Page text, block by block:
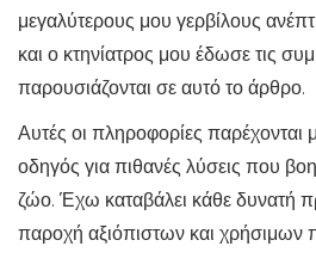
μεγαλύτερους μου γερβίλους
και ο κτηνίατρος μου έδωσε τις
παρουσιάζονται σε αυτό το άρθρο.
Αυτές οι πληροφορίες
οδηγός για πιθανές λύσεις που
ζώο. Έχω καταβάλει κάθε δυνατή
παροχή αξιόπιστων και χρήσιμων